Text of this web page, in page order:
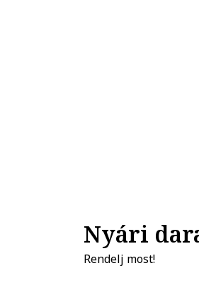
Nyári
Rendelj most!